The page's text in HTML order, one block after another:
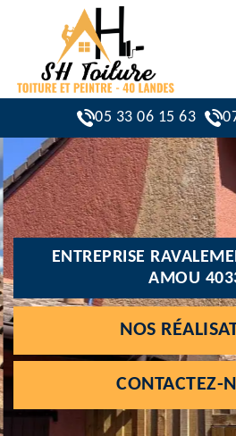
05 33 06 15 63
ENTREPRISE
AMOU
NOS
CONTACTEZ-